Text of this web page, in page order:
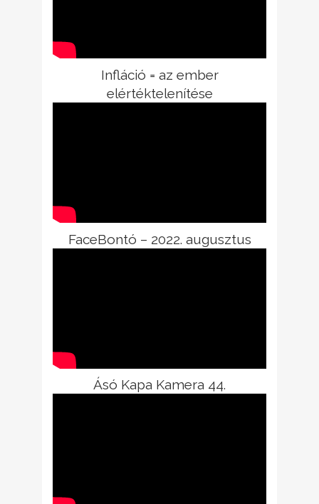
Infláció = az ember
elértéktelenítése
FaceBontó – 2022. augusztus
Ásó Kapa Kamera 44.